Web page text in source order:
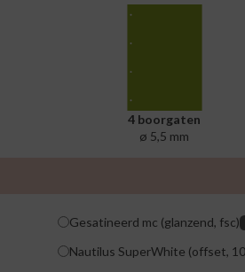
4 boorgaten
ø 5,5 mm
Gesatineerd mc (glanzend, fsc)
Nautilus SuperWhite (offset,